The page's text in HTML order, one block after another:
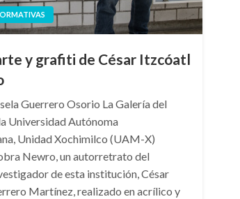
y grafiti de César Itzcóatl
Guerrero Osorio La Galería del
Universidad Autónoma
Unidad Xochimilco (UAM-X)
Newro, un autorretrato del
de esta institución, César
Martínez, realizado en acrílico y